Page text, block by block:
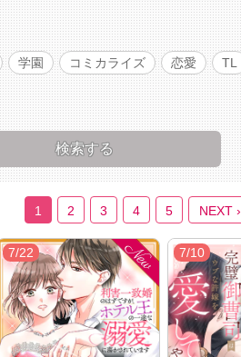
学園 コミカライズ 恋愛 TL
1 2 3 4 5 NEXT ›
7/22 7/10